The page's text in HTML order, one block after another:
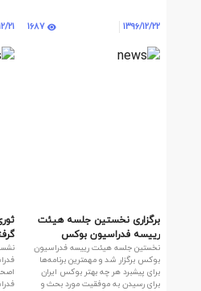
1396/12/22
1687
21
برگزاری نخستین جلسه هیئت
رییسه فدراسیون بوکس
نخستین جلسه هیئت رییسه فدراسیون
بوکس برگزار شد و مهمترین برنامه‌ها
برای پیشبرد هر چه بهتر بوکس ایران
برای رسیدن به موفقیت مورد بحث و